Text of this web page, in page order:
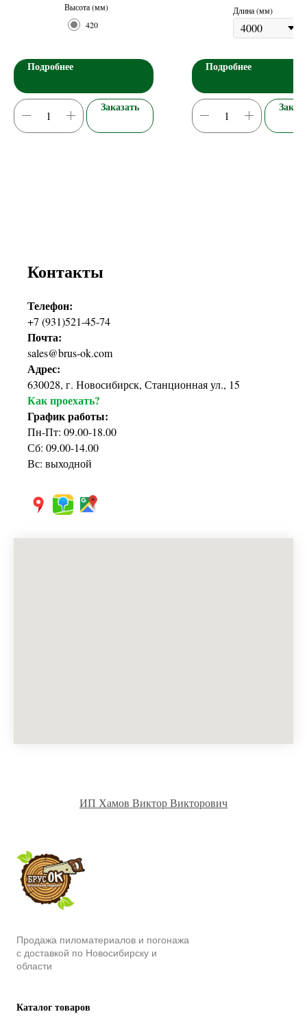
Высота (мм)
420
Подробнее
Заказать
Длина (мм)
Подробнее
Контакты
Телефон:
+7 (931)521-45-74
Почта:
sales@brus-ok.com
Адрес:
630028, г. Новосибирск, Станционная ул., 15
Как проехать?
График работы:
Пн-Пт: 09.00-18.00
Сб: 09.00-14.00
Вс: выходной
ИП Хамов Виктор Викторович
Продажа пиломатериалов и погонажа
с доставкой по Новосибирску и
области
Каталог товаров